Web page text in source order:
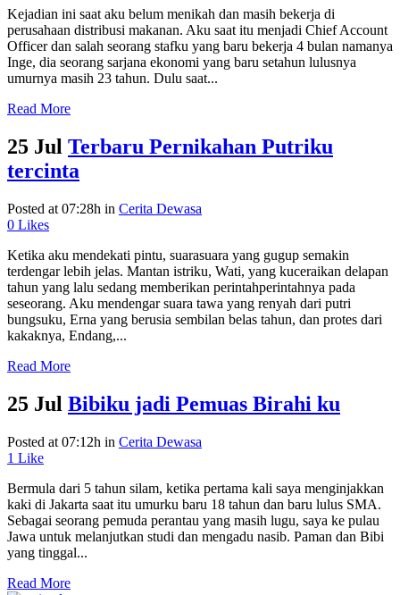
Kejadian ini saat aku belum menikah dan masih bekerja di
perusahaan distribusi makanan. Aku saat itu menjadi Chief Account
Officer dan salah seorang stafku yang baru bekerja 4 bulan namanya
Inge, dia seorang sarjana ekonomi yang baru setahun lulusnya
umurnya masih 23 tahun. Dulu saat...
Read More
25 Jul Terbaru Pernikahan Putriku
tercinta
Posted at 07:28h in Cerita Dewasa
0 Likes
Ketika aku mendekati pintu, suarasuara yang gugup semakin
terdengar lebih jelas. Mantan istriku, Wati, yang kuceraikan delapan
tahun yang lalu sedang memberikan perintahperintahnya pada
seseorang. Aku mendengar suara tawa yang renyah dari putri
bungsuku, Erna yang berusia sembilan belas tahun, dan protes dari
kakaknya, Endang,...
Read More
25 Jul Bibiku jadi Pemuas Birahi ku
Posted at 07:12h in Cerita Dewasa
1 Like
Bermula dari 5 tahun silam, ketika pertama kali saya menginjakkan
kaki di Jakarta saat itu umurku baru 18 tahun dan baru lulus SMA.
Sebagai seorang pemuda perantau yang masih lugu, saya ke pulau
Jawa untuk melanjutkan studi dan mengadu nasib. Paman dan Bibi
yang tinggal...
Read More